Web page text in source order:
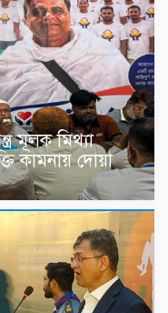
মূলক মিথ্যা
কামনায় দোয়া